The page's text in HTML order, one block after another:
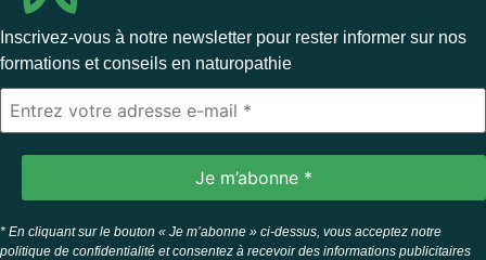
Inscrivez-vous à notre newsletter pour rester informer sur nos
formations et conseils en naturopathie
* En cliquant sur le bouton « Je m’abonne » ci-dessus, vous acceptez notre
politique de confidentialité et consentez à recevoir des informations publicitaires